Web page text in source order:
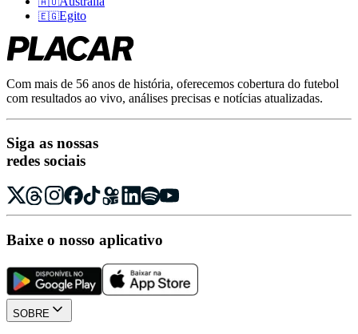
🇪🇬Egito
Com mais de 56 anos de história, oferecemos cobertura do futebol
com resultados ao vivo, análises precisas e notícias atualizadas.
Siga as nossas
redes sociais
Baixe o nosso aplicativo
SOBRE